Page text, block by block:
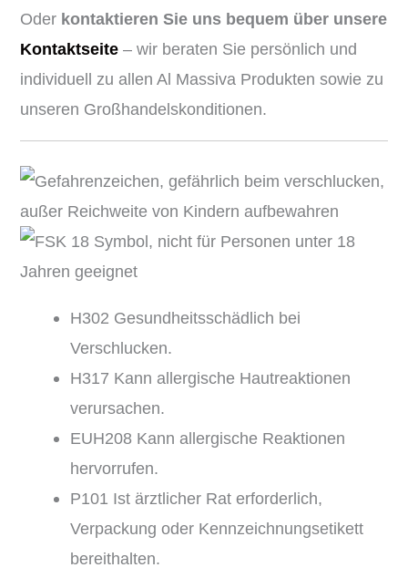
Oder kontaktieren Sie uns bequem über unsere
Kontaktseite – wir beraten Sie persönlich und
individuell zu allen Al Massiva Produkten sowie zu
unseren Großhandelskonditionen.
H302 Gesundheitsschädlich bei
Verschlucken.
H317 Kann allergische Hautreaktionen
verursachen.
EUH208 Kann allergische Reaktionen
hervorrufen.
P101 Ist ärztlicher Rat erforderlich,
Verpackung oder Kennzeichnungsetikett
bereithalten.